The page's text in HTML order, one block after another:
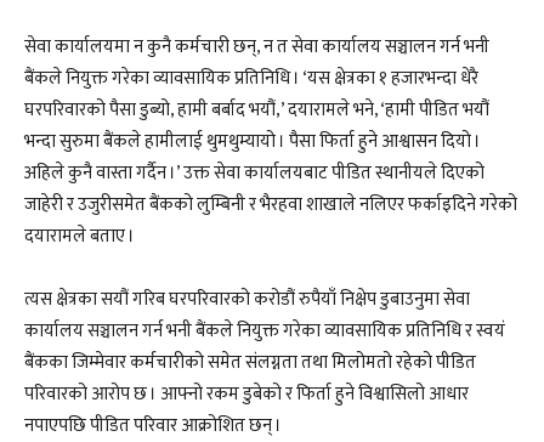
सेवा कार्यालयमा न कुनै कर्मचारी छन्, न त सेवा कार्यालय सञ्चालन गर्न भनी
बैंकले नियुक्त गरेका व्यावसायिक प्रतिनिधि । ‘यस क्षेत्रका १ हजारभन्दा धेरै
घरपरिवारको पैसा डुब्यो, हामी बर्बाद भयौं,’ दयारामले भने, ‘हामी पीडित भयौं
भन्दा सुरुमा बैंकले हामीलाई थुमथुम्यायो । पैसा फिर्ता हुने आश्वासन दियो ।
अहिले कुनै वास्ता गर्दैन ।’ उक्त सेवा कार्यालयबाट पीडित स्थानीयले दिएको
जाहेरी र उजुरीसमेत बैंकको लुम्बिनी र भैरहवा शाखाले नलिएर फर्काइदिने गरेको
दयारामले बताए ।
त्यस क्षेत्रका सयौं गरिब घरपरिवारको करोडौं रुपैयाँ निक्षेप डुबाउनुमा सेवा
कार्यालय सञ्चालन गर्न भनी बैंकले नियुक्त गरेका व्यावसायिक प्रतिनिधि र स्वयं
बैंकका जिम्मेवार कर्मचारीको समेत संलग्नता तथा मिलोमतो रहेको पीडित
परिवारको आरोप छ । आफ्नो रकम डुबेको र फिर्ता हुने विश्वासिलो आधार
नपाएपछि पीडित परिवार आक्रोशित छन् ।